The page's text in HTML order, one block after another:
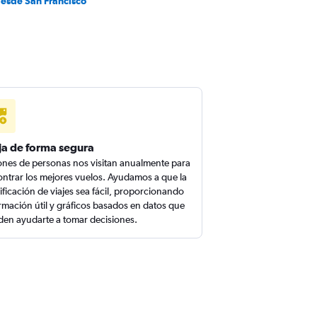
de forma segura
de personas nos visitan anualmente para
los mejores vuelos. Ayudamos a que la
de viajes sea fácil, proporcionando
útil y gráficos basados en datos que
ayudarte a tomar decisiones.